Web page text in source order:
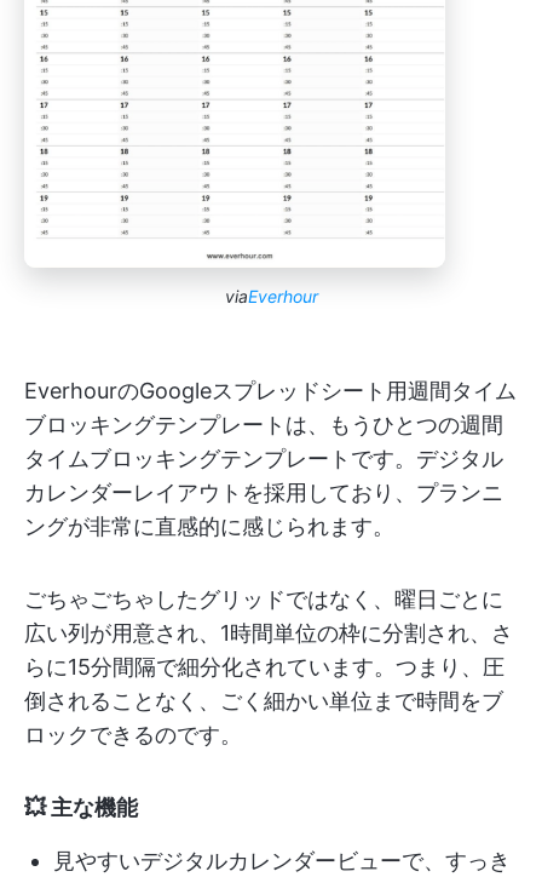
viaEverhour
EverhourのGoogleスプレッドシート用週間タイム
ブロッキングテンプレートは、もうひとつの週間
タイムブロッキングテンプレートです。デジタル
カレンダーレイアウトを採用しており、プランニ
ングが非常に直感的に感じられます。
ごちゃごちゃしたグリッドではなく、曜日ごとに
広い列が用意され、1時間単位の枠に分割され、さ
らに15分間隔で細分化されています。つまり、圧
倒されることなく、ごく細かい単位まで時間をブ
ロックできるのです。
💥 主な機能
見やすいデジタルカレンダービューで、すっき